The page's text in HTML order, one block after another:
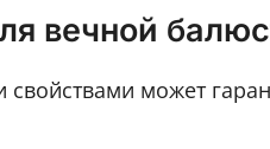
вечной
может